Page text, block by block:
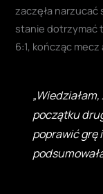
zaczęła narzucać
stanie dotrzymać
6:1, kończąc
początku
poprawić grę